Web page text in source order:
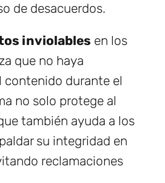
de desacuerdos.
inviolables en los
que no haya
contenido durante el
no solo protege al
también ayuda a los
su integridad en
reclamaciones